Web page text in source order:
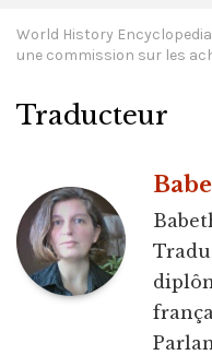
World History
une commission sur les
Traducteur